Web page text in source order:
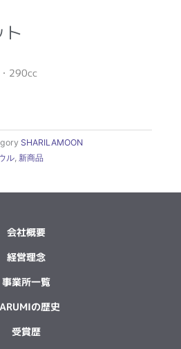
ト
290cc
SHARILAMOON
ル 新商品
会社概要
経営理念
事業所一覧
の歴史
受賞歴